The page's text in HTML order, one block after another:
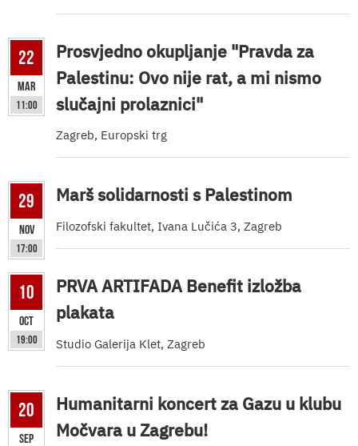
22
Mar
11:00
Prosvjedno okupljanje "Pravda za
Palestinu: Ovo nije rat, a mi nismo
slučajni prolaznici"
Zagreb, Europski trg
29
Nov
17:00
Marš solidarnosti s Palestinom
Filozofski fakultet, Ivana Lučića 3, Zagreb
10
Oct
19:00
PRVA ARTIFADA Benefit izložba
plakata
Studio Galerija Klet, Zagreb
20
Sep
Humanitarni koncert za Gazu u klubu
Močvara u Zagrebu!